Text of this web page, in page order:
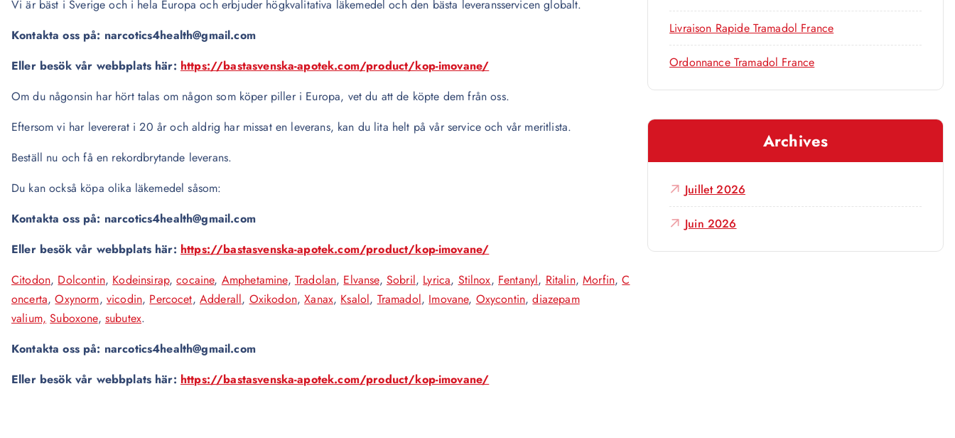
Vi är bäst i Sverige och i hela Europa och erbjuder högkvalitativa läkemedel och den bästa leveransservicen globalt.
Kontakta oss på: narcotics4health@gmail.com
Eller besök vår webbplats här: https://bastasvenska-apotek.com/product/kop-imovane/
Om du någonsin har hört talas om någon som köper piller i Europa, vet du att de köpte dem från oss.
Eftersom vi har levererat i 20 år och aldrig har missat en leverans, kan du lita helt på vår service och vår meritlista.
Beställ nu och få en rekordbrytande leverans.
Du kan också köpa olika läkemedel såsom:
Kontakta oss på: narcotics4health@gmail.com
Eller besök vår webbplats här: https://bastasvenska-apotek.com/product/kop-imovane/
Citodon, Dolcontin, Kodeinsirap,cocaine, Amphetamine, Tradolan, Elvanse, Sobril, Lyrica, Stilnox, Fentanyl, Ritalin,Morfin,C
oncerta,Oxynorm, vicodin, Percocet, Adderall, Oxikodon,Xanax, Ksalol, Tramadol, Imovane, Oxycontin,diazepam
valium, Suboxone, subutex.
Kontakta oss på: narcotics4health@gmail.com
Eller besök vår webbplats här: https://bastasvenska-apotek.com/product/kop-imovane/
Livraison Rapide Tramadol France
Ordonnance Tramadol France
Archives
Juillet 2026
Juin 2026